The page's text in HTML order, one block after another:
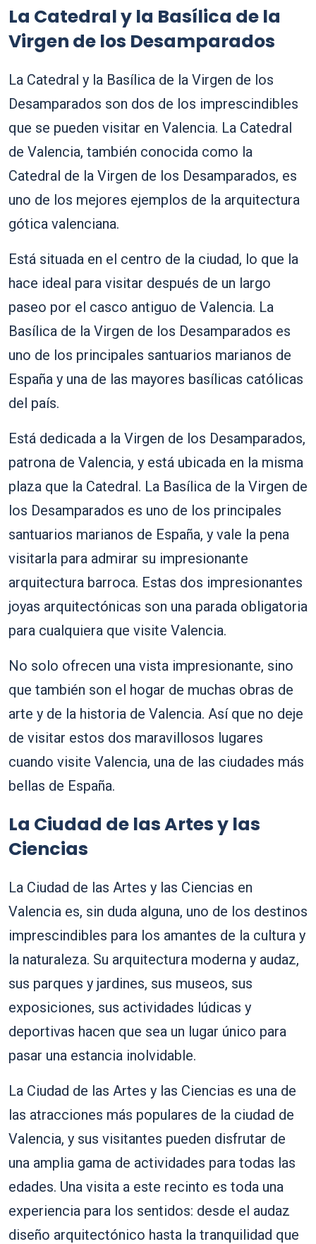
La Catedral y la Basílica de la
Virgen de los Desamparados
La Catedral y la Basílica de la Virgen de los
Desamparados son dos de los imprescindibles
que se pueden visitar en Valencia. La Catedral
de Valencia, también conocida como la
Catedral de la Virgen de los Desamparados, es
uno de los mejores ejemplos de la arquitectura
gótica valenciana.
Está situada en el centro de la ciudad, lo que la
hace ideal para visitar después de un largo
paseo por el casco antiguo de Valencia. La
Basílica de la Virgen de los Desamparados es
uno de los principales santuarios marianos de
España y una de las mayores basílicas católicas
del país.
Está dedicada a la Virgen de los Desamparados,
patrona de Valencia, y está ubicada en la misma
plaza que la Catedral. La Basílica de la Virgen de
los Desamparados es uno de los principales
santuarios marianos de España, y vale la pena
visitarla para admirar su impresionante
arquitectura barroca. Estas dos impresionantes
joyas arquitectónicas son una parada obligatoria
para cualquiera que visite Valencia.
No solo ofrecen una vista impresionante, sino
que también son el hogar de muchas obras de
arte y de la historia de Valencia. Así que no deje
de visitar estos dos maravillosos lugares
cuando visite Valencia, una de las ciudades más
bellas de España.
La Ciudad de las Artes y las
Ciencias
La Ciudad de las Artes y las Ciencias en
Valencia es, sin duda alguna, uno de los destinos
imprescindibles para los amantes de la cultura y
la naturaleza. Su arquitectura moderna y audaz,
sus parques y jardines, sus museos, sus
exposiciones, sus actividades lúdicas y
deportivas hacen que sea un lugar único para
pasar una estancia inolvidable.
La Ciudad de las Artes y las Ciencias es una de
las atracciones más populares de la ciudad de
Valencia, y sus visitantes pueden disfrutar de
una amplia gama de actividades para todas las
edades. Una visita a este recinto es toda una
experiencia para los sentidos: desde el audaz
diseño arquitectónico hasta la tranquilidad que